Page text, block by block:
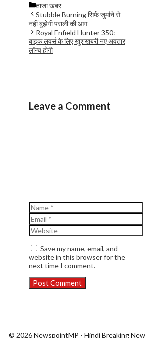
Categories
ताजा खबर
Stubble Burning सिर्फ जुर्माने से
नहीं बुझेगी पराली की आग
Royal Enfield Hunter 350:
बाइक लवर्स के लिए खुशखबरी नए अवतार
लॉन्च होगी
Leave a Comment
Name
Email
Website
Save my name, email, and
website in this browser for the
next time I comment.
© 2026 NewspointMP - Hindi Breaking New